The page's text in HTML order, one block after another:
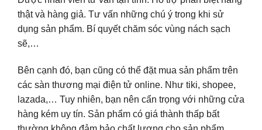
thật và hàng giả. Tư vấn những chú ý trong khi sử
dụng sản phẩm. Bí quyết chăm sóc vùng nách sạch
sẽ,…
Bên cạnh đó, bạn cũng có thể đặt mua sản phẩm trên
các sàn thương mại điện tử online. Như tiki, shopee,
lazada,… Tuy nhiên, bạn nên cẩn trọng với những cửa
hàng kém uy tín. Sản phẩm có giá thành thấp bất